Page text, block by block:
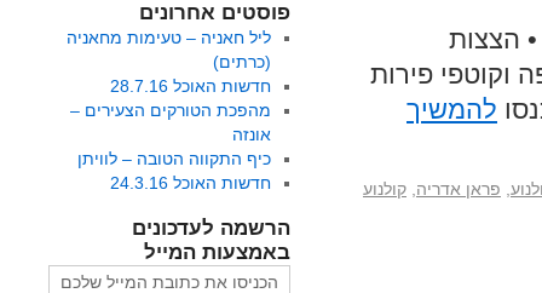
• הצצות
וקוטפי פירות
להמשיך
פראן אדריה קולנוע
פוסטים אחרונים
ליל חאניה – טעימות מחאניה
(כרתים)
חדשות האוכל 28.7.16
מהפכת הטורקים הצעירים –
אונזה
כיף התקווה הטובה – לוויתן
חדשות האוכל 24.3.16
הרשמה לעדכונים
באמצעות המייל
הכניסו את כתובת המייל שלכם